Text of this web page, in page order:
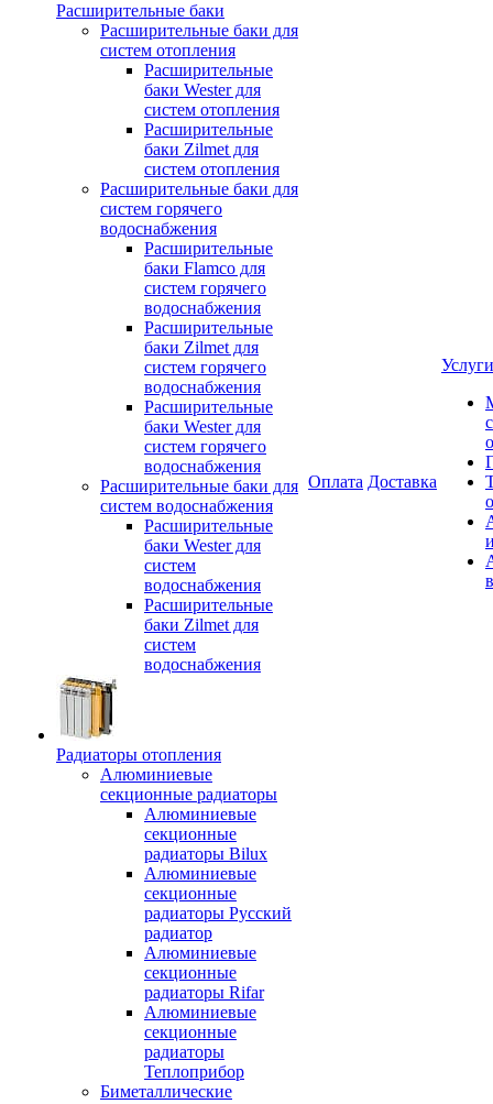
Расширительные баки
Расширительные баки для
систем отопления
Расширительные
баки Wester для
систем отопления
Расширительные
баки Zilmet для
систем отопления
Расширительные баки для
систем горячего
водоснабжения
Расширительные
баки Flamco для
систем горячего
водоснабжения
Расширительные
баки Zilmet для
систем горячего
водоснабжения
Расширительные
баки Wester для
систем горячего
водоснабжения
Расширительные баки для
систем водоснабжения
Расширительные
баки Wester для
систем
водоснабжения
Расширительные
баки Zilmet для
систем
водоснабжения
Радиаторы отопления
Алюминиевые
секционные радиаторы
Алюминиевые
секционные
радиаторы Bilux
Алюминиевые
секционные
радиаторы Русский
радиатор
Алюминиевые
секционные
радиаторы Rifar
Алюминиевые
секционные
радиаторы
Теплоприбор
Биметаллические
Оплата Доставка
Услуги